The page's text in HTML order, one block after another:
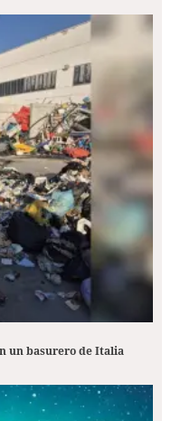
un basurero de Italia